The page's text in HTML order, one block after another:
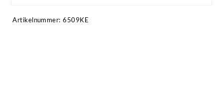
Artikelnummer: 6509KE